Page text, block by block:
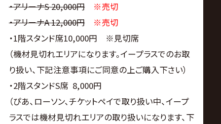
・アリーナS 20,000円
※売切
・アリーナA 12,000円
※売切
・1階スタンド席10,000円 ※見切席
（機材見切れエリアになります。イープラスでのお取
り扱い、下記注意事項にご同意の上ご購入下さい）
・2階スタンドS席 8,000円
（ぴあ、ローソン、チケットペイで取り扱い中、イープ
ラスでは機材見切れエリアの取り扱いになります、下